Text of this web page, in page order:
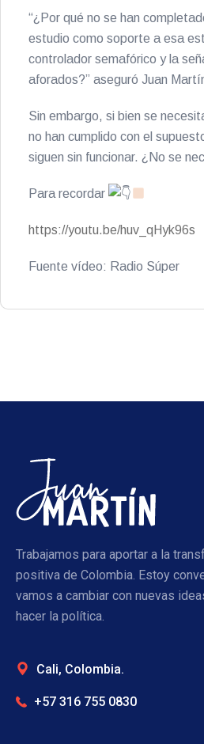
“¿Por qué no se han
estudio como soporte a esa
controlador semafórico y la
aforados?” aseguró Juan
Sin embargo, si bien se
no han cumplido con el
siguen sin funcionar. ¿No se
Para recordar
https://youtu.be/huv_qHyk96s
Fuente vídeo: Radio Súper
Trabajamos para aportar a la
positiva de Colombia. Estoy
vamos a cambiar con nuevas
hacer la política.
Cali, Colombia.
+57 316 755 0830